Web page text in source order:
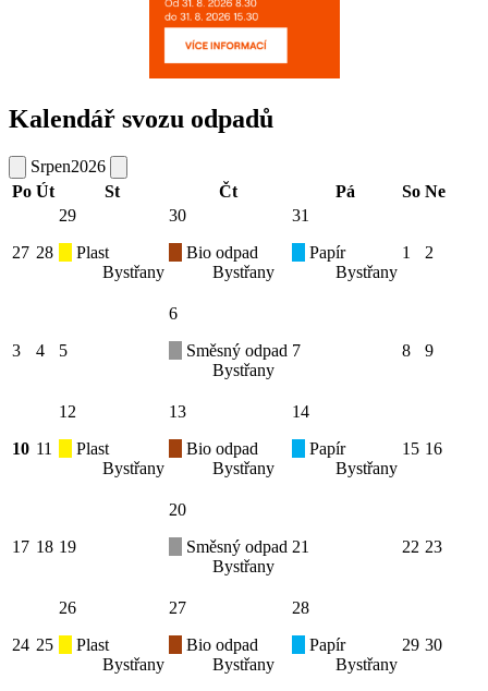
Kalendář svozu odpadů
Srpen2026
Po Út St Čt Pá So Ne
27 28
29
Plast
Bystřany
30
Bio odpad
Bystřany
31
Papír
Bystřany
1 2
3 4 5
6
Směsný odpad
Bystřany
7 8 9
10 11
12
Plast
Bystřany
13
Bio odpad
Bystřany
14
Papír
Bystřany
15 16
17 18 19
20
Směsný odpad
Bystřany
21 22 23
24 25
26
Plast
Bystřany
27
Bio odpad
Bystřany
28
Papír
Bystřany
29 30